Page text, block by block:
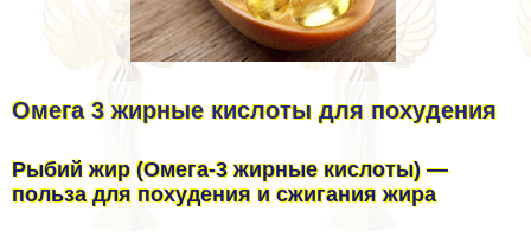
Омега 3 жирные кислоты для похудения
Рыбий жир (Омега-3 жирные кислоты) —
польза для похудения и сжигания жира